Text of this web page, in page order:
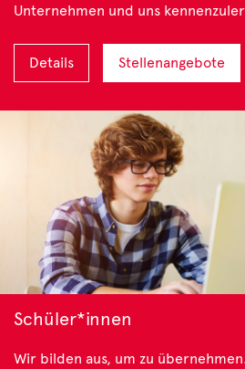
Unternehmen und uns
Details Stellenangebote
Schüler*innen
Wir bilden aus, um zu